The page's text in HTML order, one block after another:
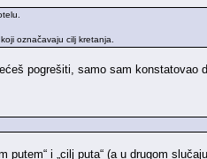
označavaju cilj kretanja.
pogrešiti, samo sam konstatovao
putem“ i „cilj puta“ (a u drugom